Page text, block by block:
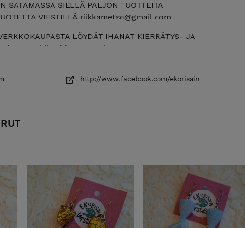
SATAMASSA SIELLÄ PALJON TUOTTEITA
VIESTILLÄ riikkametso@gmail.com
LÖYDÄT IHANAT KIERRÄTYS- JA
tai omaan käyttöön tervetuloa tutustumaan. Tuotteet
ja työhuoneella. Tuotteet valmistetaan
puuhun ja moneen muuhun kierrätysmateriaaliin.
niissä hyödynnetään monenlaisia
itse tuotteista löydät hauskoja settejä itse tehtäviin
ota yhteyttä sähköpostilla.
EkoRisain verstas y-2405495-1 Huomioitavaa!!!
hinnat eivät sisällä enään ALV 25,5%, sillä
enään arvonlisävero velvollinen liiketoiminnan
http://www.facebook.com/ekorisain